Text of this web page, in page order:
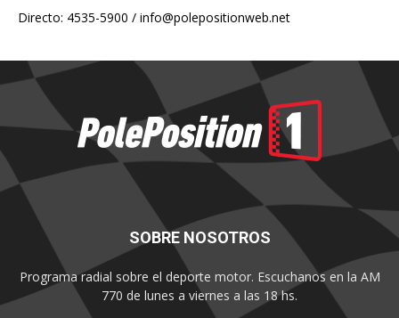
Directo: 4535-5900 / info@polepositionweb.net
SOBRE NOSOTROS
Programa radial sobre el deporte motor. Escuchanos en la AM
770 de lunes a viernes a las 18 hs.